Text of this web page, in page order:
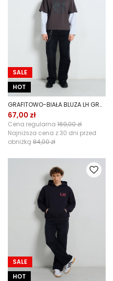
SALE
HOT
GRAFITOWO-BIAŁA BLUZA LH GRUNGE
67,00 zł
Cena regularna 169,00 zł
Najniższa cena z 30 dni przed
obniżką 84,00 zł
SALE
HOT